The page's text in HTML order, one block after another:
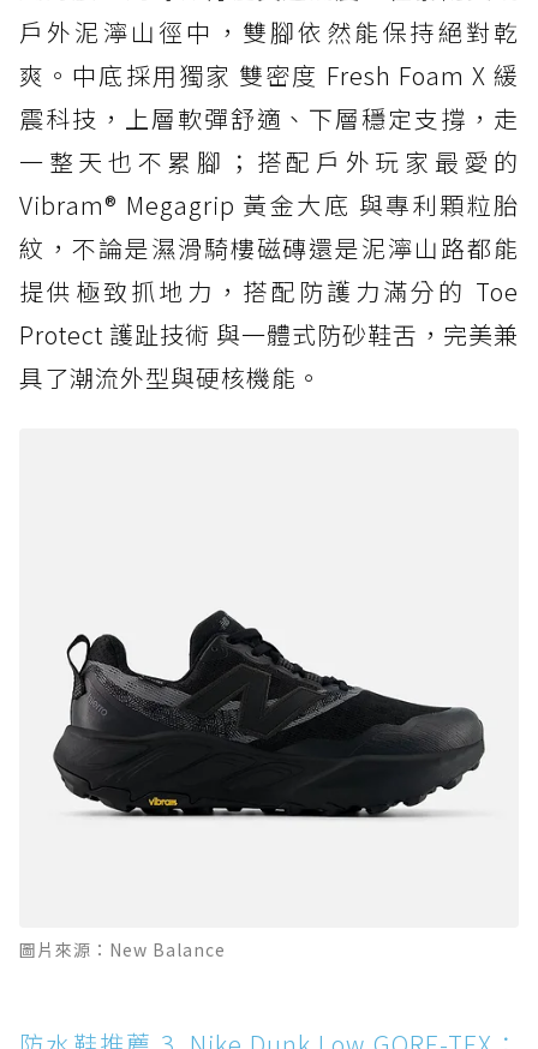
戶外泥濘山徑中，雙腳依然能保持絕對乾
爽。中底採用獨家 雙密度 Fresh Foam X 緩
震科技，上層軟彈舒適、下層穩定支撐，走
一整天也不累腳；搭配戶外玩家最愛的
Vibram® Megagrip 黃金大底 與專利顆粒胎
紋，不論是濕滑騎樓磁磚還是泥濘山路都能
提供極致抓地力，搭配防護力滿分的 Toe
Protect 護趾技術 與一體式防砂鞋舌，完美兼
具了潮流外型與硬核機能。
圖片來源：New Balance